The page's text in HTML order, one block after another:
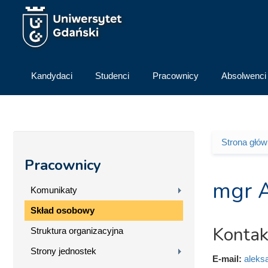
Przejdź do treści
Kandydaci Studenci Pracownicy Absolwenci
Pracownicy
Komunikaty
Skład osobowy
Struktura organizacyjna
Strony jednostek
Strona
mgr
E-mail: